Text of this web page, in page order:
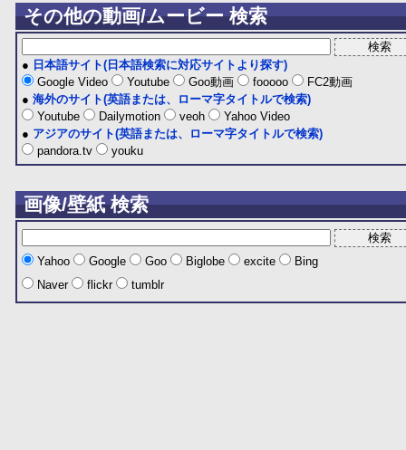
その他の動画/ムービー 検索
● 日本語サイト(日本語検索に対応サイトより探す)
Google Video
Youtube Goo動画 fooooo
FC2動画
● 海外のサイト(英語または、ローマ字タイトルで検索)
Youtube
Dailymotion veoh
Yahoo Video
● アジアのサイト(英語または、ローマ字タイトルで検索)
pandora.tv
youku
画像/壁紙 検索
Yahoo Google Goo Biglobe excite
Bing
Naver
flickr tumblr